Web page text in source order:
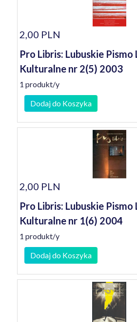
2,00 PLN
Pro Libris: Lubuskie
Kulturalne nr 2(5) 2003
1 produkt/y
Dodaj do Koszyka
2,00 PLN
Pro Libris: Lubuskie
Kulturalne nr 1(6) 2004
1 produkt/y
Dodaj do Koszyka